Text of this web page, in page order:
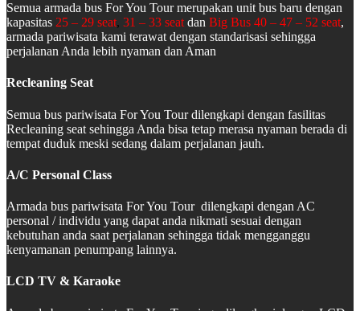
Semua armada bus For You Tour merupakan unit bus baru dengan
kapasitas 25 – 29 seat, 31 – 33 seat dan Big Bus 40 – 47 – 52 seat,
armada pariwisata kami terawat dengan standarisasi sehingga
perjalanan Anda lebih nyaman dan Aman
Recleaning Seat
Semua bus pariwisata For You Tour dilengkapi dengan fasilitas
Recleaning seat sehingga Anda bisa tetap merasa nyaman berada di
tempat duduk meski sedang dalam perjalanan jauh.
A/C Personal Class
Armada bus pariwisata For You Tour dilengkapi dengan AC
personal / individu yang dapat anda nikmati sesuai dengan
kebutuhan anda saat perjalanan sehingga tidak mengganggu
kenyamanan penumpang lainnya.
LCD TV & Karaoke